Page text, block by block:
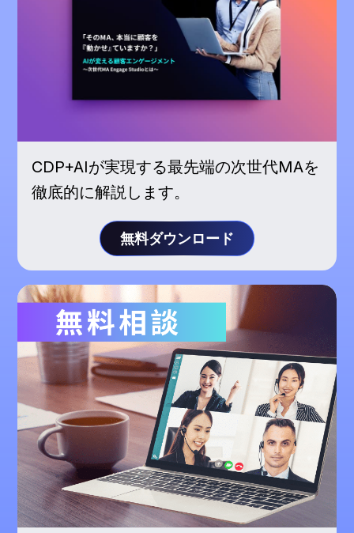
CDP+AIが実現する最先端の次世代MAを
徹底的に解説します。
無料ダウンロード